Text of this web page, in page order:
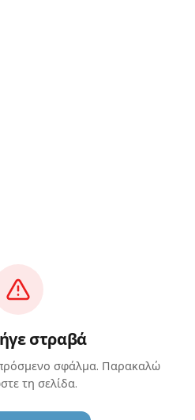
στραβά
σφάλμα. Παρακαλώ
τη σελίδα.